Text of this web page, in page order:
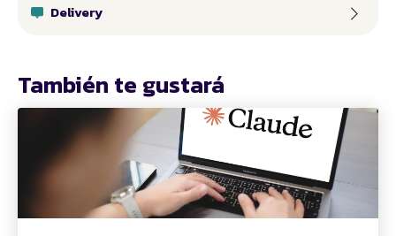
Delivery
También te gustará